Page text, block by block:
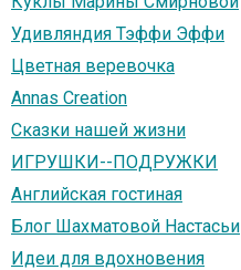
Удивляндия Тэффи Эффи
Цветная веревочка
Annas Creation
Сказки нашей жизни
ИГРУШКИ--ПОДРУЖКИ
Английская гостиная
Блог Шахматовой Настасьи
Идеи для вдохновения